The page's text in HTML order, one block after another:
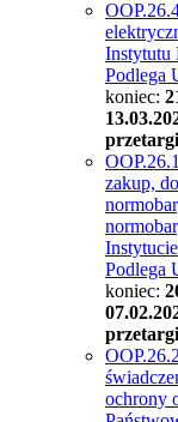
Instytutu
Podlega
koniec:
zakup,
Podlega
koniec:
ochrony